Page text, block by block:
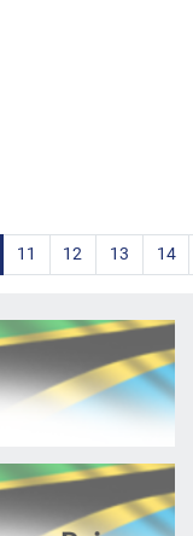
11 12 13 14